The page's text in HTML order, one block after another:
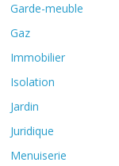
Garde-meuble
Gaz
Immobilier
Isolation
Jardin
Juridique
Menuiserie